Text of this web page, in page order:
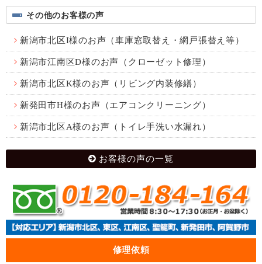
その他のお客様の声
新潟市北区I様のお声（車庫窓取替え・網戸張替え等）
新潟市江南区D様のお声（クローゼット修理）
新潟市北区K様のお声（リビング内装修繕）
新発田市H様のお声（エアコンクリーニング）
新潟市北区A様のお声（トイレ手洗い水漏れ）
お客様の声の一覧
修理依頼